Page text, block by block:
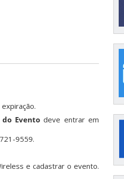
do Eventodeve entrar em
9559.
e cadastrar o evento.